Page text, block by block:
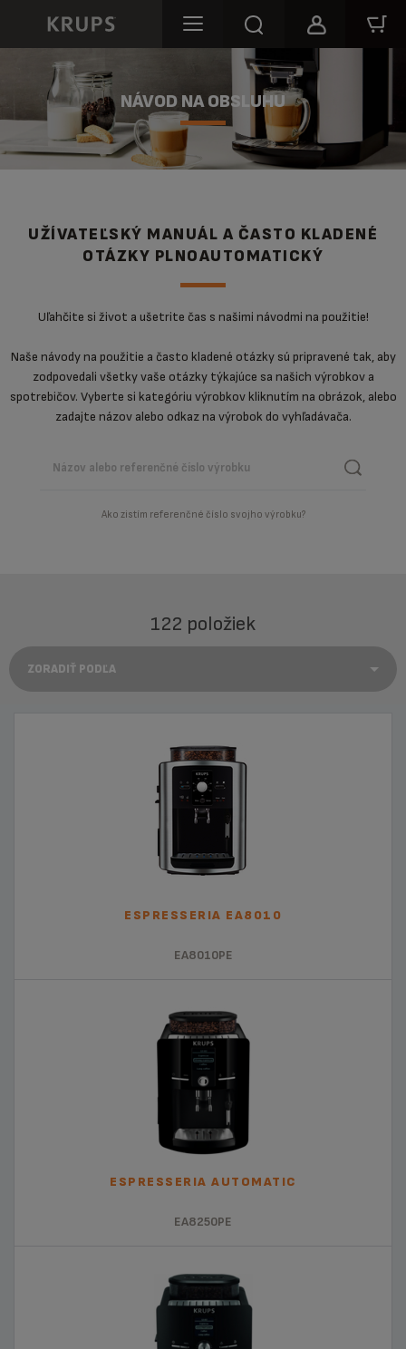
NÁVOD NA OBSLUHU
UŽÍVATEĽSKÝ MANUÁL A ČASTO KLADENÉ
OTÁZKY PLNOAUTOMATICKÝ
Uľahčite si život a ušetrite čas s našimi návodmi na použitie!
Naše návody na použitie a často kladené otázky sú pripravené tak, aby
zodpovedali všetky vaše otázky týkajúce sa našich výrobkov a
spotrebičov. Vyberte si kategóriu výrobkov kliknutím na obrázok, alebo
zadajte názov alebo odkaz na výrobok do vyhľadávača.
Ako zistím referenčné číslo svojho výrobku?
122 položiek
ESPRESSERIA EA8010
EA8010PE
ESPRESSERIA AUTOMATIC
EA8250PE